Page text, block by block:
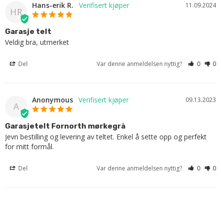
HR
11.09.2024
Hans-erik R.
Garasje telt
Veldig bra, utmerket
Del Var denne anmeldelsen nyttig? 0 0
A
09.13.2023
Anonymous
Garasjetelt Fornorth mørkegrå
Jevn bestilling og levering av teltet. Enkel å sette opp og perfekt
for mitt formål.
Del Var denne anmeldelsen nyttig? 0 0